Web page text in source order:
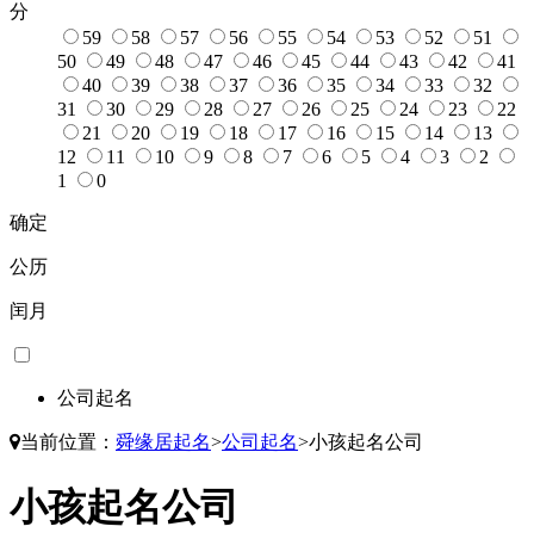
分
59
58 57 56 55 54 53 52
51
50
49 48 47 46 45 44 43 42
41
40
39 38 37 36 35 34 33
32
31
30 29 28 27 26 25 24 23
22
21
20 19 18 17 16 15 14
13
12
11 10 9 8 7 6 5 4 3
2
1
0
确定
公历
闰月
公司起名
当前位置： 舜缘居起名>公司起名>小孩起名公司
小孩起名公司